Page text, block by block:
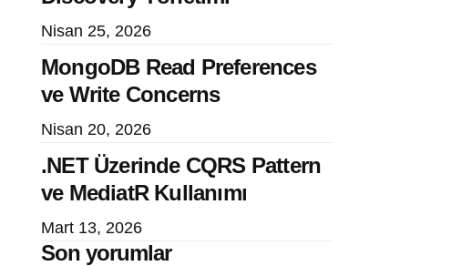
Nisan 25, 2026
MongoDB Read Preferences
ve Write Concerns
Nisan 20, 2026
.NET Üzerinde CQRS Pattern
ve MediatR Kullanımı
Mart 13, 2026
Son yorumlar